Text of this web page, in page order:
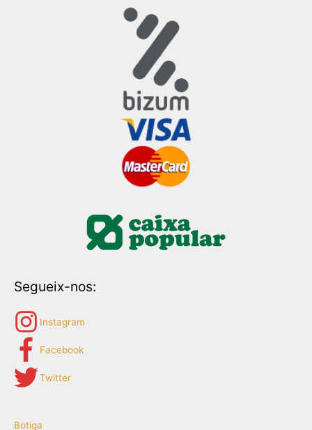
Segueix-nos:
Instagram
Facebook
Twitter
Botiga